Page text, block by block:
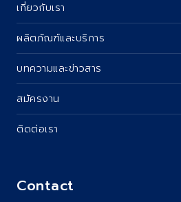
เกี่ยวกับเรา
ผลิตภัณฑ์และบริการ
บทความและข่าวสาร
สมัครงาน
ติดต่อเรา
Contact